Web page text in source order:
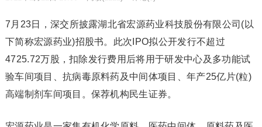
7月23日，深交所披露湖北省宏源药业科技股份有限公司(以
下简称宏源药业)招股书。此次IPO拟公开发行不超过
4725.72万股，扣除发行费用后将用于研发中心及多功能试
验车间项目、抗病毒原料药及中间体项目、年产25亿片(粒)
高端制剂车间项目。保荐机构民生证券。